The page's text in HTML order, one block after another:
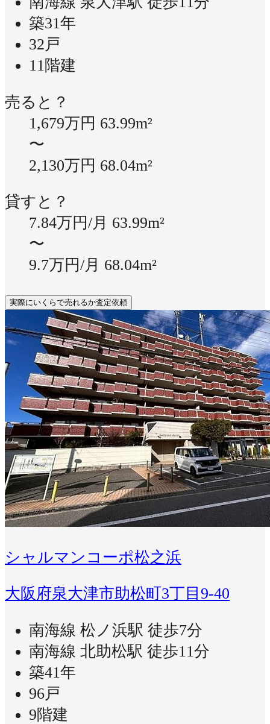
築31年
32戸
11階建
売ると？
1,679万円 63.99m²
〜
2,130万円 68.04m²
貸すと？
7.84万円/月 63.99m²
〜
9.7万円/月 68.04m²
実際にいくらで売れるか査定依頼
シャルマンコーポ松之浜
大阪府泉大津市助松町3丁目9-40
南海線 松ノ浜駅 徒歩7分
南海線 北助松駅 徒歩11分
築41年
96戸
9階建